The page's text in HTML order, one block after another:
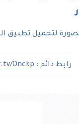
لتحميل تطبيق
رابط دائم : Onckp